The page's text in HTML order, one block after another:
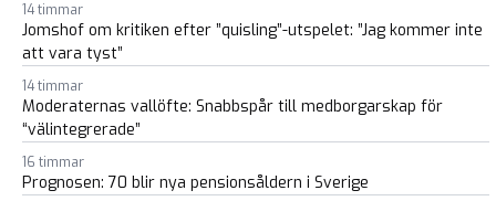
14 timmar
Jomshof om kritiken efter ”quisling”-utspelet: ”Jag kommer inte
att vara tyst”
14 timmar
Moderaternas vallöfte: Snabbspår till medborgarskap för
“välintegrerade”
16 timmar
Prognosen: 70 blir nya pensionsåldern i Sverige